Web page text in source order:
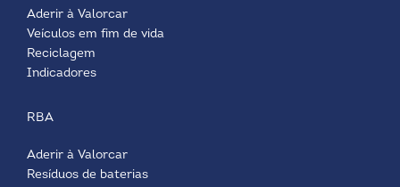
Aderir à Valorcar
Veículos em fim de vida
Reciclagem
Indicadores
RBA
Aderir à Valorcar
Resíduos de baterias